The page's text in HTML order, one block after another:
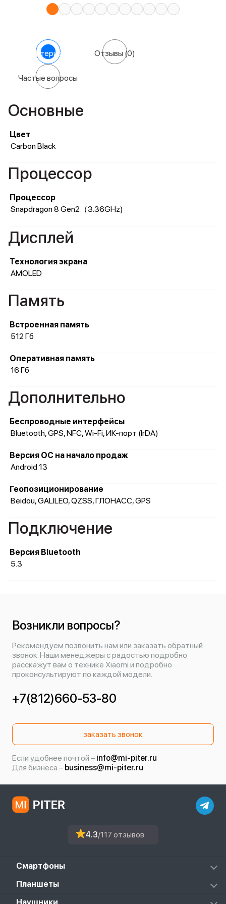
Характеристики Отзывы (0)
Частые вопросы
Основные
Цвет
Carbon Black
Процессор
Процессор
Snapdragon 8 Gen2（3.36GHz)
Дисплей
Технология экрана
AMOLED
Память
Встроенная память
512 Гб
Оперативная память
16 Гб
Дополнительно
Беспроводные интерфейсы
Bluetooth, GPS, NFC, Wi-Fi, ИК-порт (IrDA)
Версия ОС на начало продаж
Android 13
Геопозиционирование
Beidou, GALILEO, QZSS, ГЛОНАСС, GPS
Подключение
Версия Bluetooth
5.3
Возникли вопросы?
Рекомендуем позвонить нам или заказать обратный
звонок. Наши менеджеры с радостью подробно
расскажут вам о технике Xiaomi и подробно
проконсультируют по каждой модели.
+7(812)660-53-80
заказать звонок
Если удобнее почтой – info@mi-piter.ru
Для бизнеса – business@mi-piter.ru
4.3/117 отзывов
Смартфоны
Redmi
Планшеты
Mi Pad 6S Pro